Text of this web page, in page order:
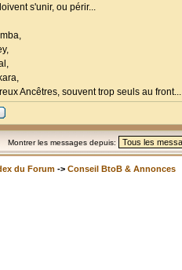
s'unir, ou périr...
Ancêtres, souvent trop seuls au front...
Montrer les messages depuis:
du Forum -> Conseil BtoB & Annonces